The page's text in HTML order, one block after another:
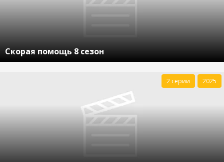
Скорая помощь 8 сезон
2 серии 2025